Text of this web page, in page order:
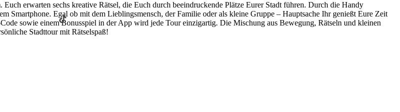
erwarten sechs kreative Rätsel, die Euch durch beeindruckende Plätze Eurer Stadt führen. Durch die Handy
Smartphone. Egal ob mit dem Lieblingsmensch, der Familie oder als kleine Gruppe – Hauptsache Ihr genießt Eure Zeit
sowie einem Bonusspiel in der App wird jede Tour einzigartig. Die Mischung aus Bewegung, Rätseln und kleinen
Stadttour mit Rätselspaß!